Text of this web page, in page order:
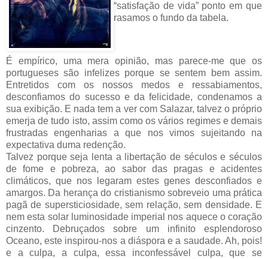
“satisfação de vida” ponto em que
rasamos o fundo da tabela.
É empírico, uma mera opinião, mas parece-me que os
portugueses são infelizes porque se sentem bem assim.
Entretidos com os nossos medos e ressabiamentos,
desconfiamos do sucesso e da felicidade, condenamos a
sua exibição. E nada tem a ver com Salazar, talvez o próprio
emerja de tudo isto, assim como os vários regimes e demais
frustradas engenharias a que nos vimos sujeitando na
expectativa duma redenção.
Talvez porque seja lenta a libertação de séculos e séculos
de fome e pobreza, ao sabor das pragas e acidentes
climáticos, que nos legaram estes genes desconfiados e
amargos. Da herança do cristianismo sobreveio uma prática
pagã de supersticiosidade, sem relação, sem densidade. E
nem esta solar luminosidade imperial nos aquece o coração
cinzento. Debruçados sobre um infinito esplendoroso
Oceano, este inspirou-nos a diáspora e a saudade. Ah, pois!
e a culpa, a culpa, essa inconfessável culpa, que se